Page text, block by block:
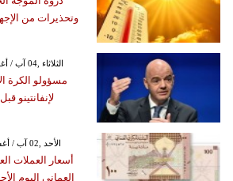
وتحذيرات من
GMT 16:49 2026 الثلاثاء ,04 آب / أغسطس
مسؤولو الكرة
لإنفانتينو
GMT 10:34 2026 الأحد ,02 آب / أغسطس
أسعار العملات
العماني اليوم الأحد 02 أغسطس/ آب